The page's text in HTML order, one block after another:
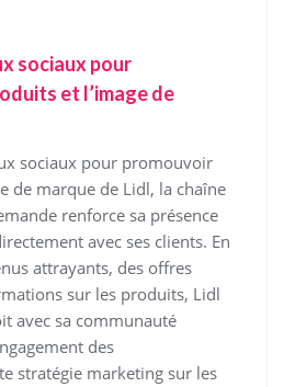
sociaux pour
et l’image de
sociaux pour promouvoir
de marque de Lidl, la chaîne
renforce sa présence
avec ses clients. En
attrayants, des offres
sur les produits, Lidl
avec sa communauté
des
stratégie marketing sur les